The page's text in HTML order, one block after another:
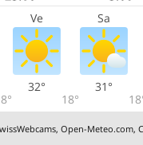
Ve Sa
32°
18°
31°
,Open-Meteo.com,